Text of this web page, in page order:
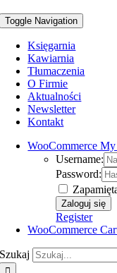
Toggle Navigation
Księgarnia
Kawiarnia
Tłumaczenia
O Firmie
Aktualności
Newsletter
Kontakt
WooCommerce
Username:
Password:
Register
WooCommerce
Szukaj